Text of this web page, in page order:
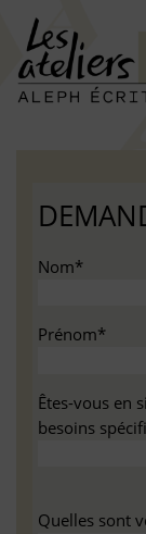
Nom*
Prénom*
Êtes-vous en
besoins
Quelles sont